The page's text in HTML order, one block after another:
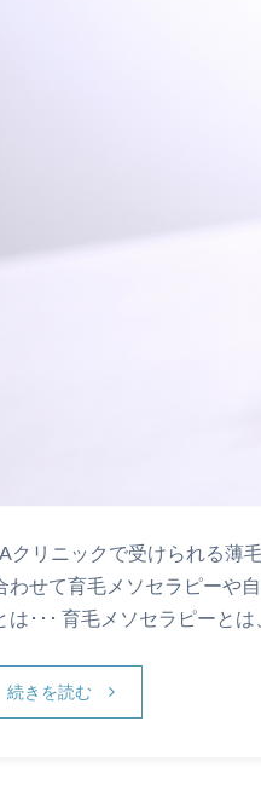
クリニックで受けられる薄
わせて育毛メソセラピーや
は･･･ 育毛メソセラピーと
続きを読む